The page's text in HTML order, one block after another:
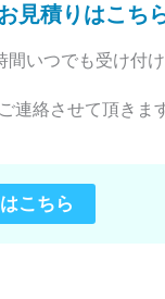
見積りはこち
いつでも受け付け
連絡させて頂きま
こちら